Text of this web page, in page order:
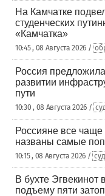
На Камчатке
студенческих
«Камчатка»
10:45 , 08 Августа 2026 /
Россия
развитии
пути
10:30 , 08 Августа 2026 /
Россияне все
названы самые
10:15 , 08 Августа 2026 /
В бухте Эгвекинот
подъему пяти